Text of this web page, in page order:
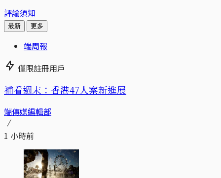
評論須知
最新 更多
端周報
僅限註冊用戶
補看週末：香港47人案新進展
端傳媒編輯部
1 小時前